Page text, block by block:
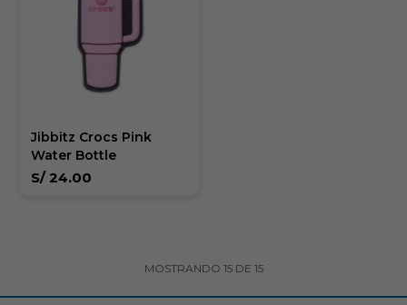
Jibbitz Crocs Pink
Water Bottle
S/ 24.00
MOSTRANDO 15DE 15